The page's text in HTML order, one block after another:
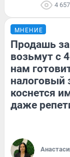
4 657
МНЕНИЕ
Продашь
возьмут с
нам
налоговый
коснется
даже